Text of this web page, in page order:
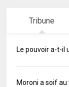
Tribune
Le pouvoir a-t-il
Moroni a soif